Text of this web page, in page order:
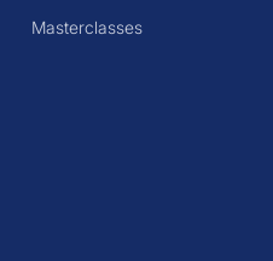
Masterclasses